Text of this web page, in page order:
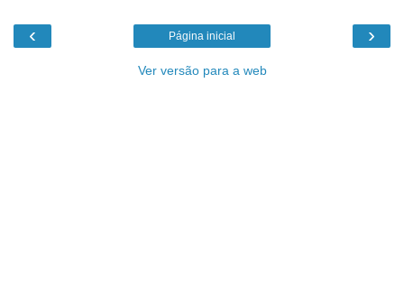
‹ ›
Página inicial
Ver versão para a web